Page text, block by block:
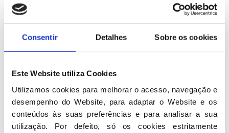
Consentir Detalhes Sobre os cookies
Este Website utiliza Cookies
Utilizamos cookies para melhorar o acesso, navegação e
desempenho do Website, para adaptar o Website e os
conteúdos às suas preferências e para analisar a sua
utilização. Por defeito, só os cookies estritamente
Presidente da Comissão Política Distrital do PSD de
Santarém
Presidente da Assembleia Municipal de Ourém
Vereador na Câmara Municipal de Ourém
Seguir nas redes sociais